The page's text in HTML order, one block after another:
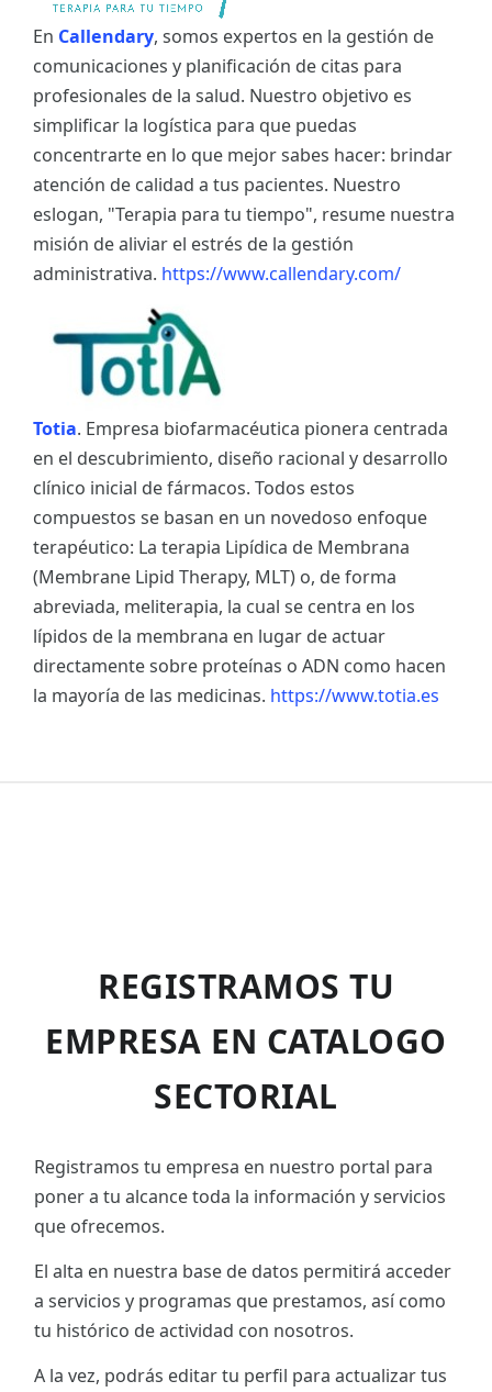
En Callendary, somos expertos en la gestión de
comunicaciones y planificación de citas para
profesionales de la salud. Nuestro objetivo es
simplificar la logística para que puedas
concentrarte en lo que mejor sabes hacer: brindar
atención de calidad a tus pacientes. Nuestro
eslogan, "Terapia para tu tiempo", resume nuestra
misión de aliviar el estrés de la gestión
administrativa. https://www.callendary.com/
Totia. Empresa biofarmacéutica pionera centrada
en el descubrimiento, diseño racional y desarrollo
clínico inicial de fármacos. Todos estos
compuestos se basan en un novedoso enfoque
terapéutico: La terapia Lipídica de Membrana
(Membrane Lipid Therapy, MLT) o, de forma
abreviada, meliterapia, la cual se centra en los
lípidos de la membrana en lugar de actuar
directamente sobre proteínas o ADN como hacen
la mayoría de las medicinas. https://www.totia.es
REGISTRAMOS TU
EMPRESA EN CATALOGO
SECTORIAL
Registramos tu empresa en nuestro portal para
poner a tu alcance toda la información y servicios
que ofrecemos.
El alta en nuestra base de datos permitirá acceder
a servicios y programas que prestamos, así como
tu histórico de actividad con nosotros.
A la vez, podrás editar tu perfil para actualizar tus